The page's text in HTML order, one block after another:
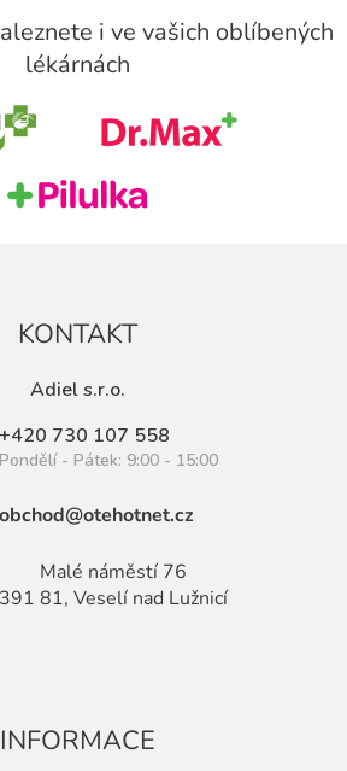
i ve vašich oblíbených
lékárnách
KONTAKT
Adiel s.r.o.
+420 730 107 558
Pondělí - Pátek: 9:00 - 15:00
obchod@otehotnet.cz
Malé náměstí 76
391 81, Veselí nad Lužnicí
INFORMACE